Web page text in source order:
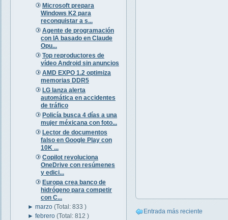
Microsoft prepara
Windows K2 para
reconquistar a s...
Agente de programación
con IA basado en Claude
Opu...
Top reproductores de
vídeo Android sin anuncios
AMD EXPO 1.2 optimiza
memorias DDR5
LG lanza alerta
automática en accidentes
de tráfico
Policía busca 4 días a una
mujer méxicana con foto...
Lector de documentos
falso en Google Play con
10K ...
Copilot revoluciona
OneDrive con resúmenes
y edici...
Europa crea banco de
hidrógeno para competir
con C...
►marzo(Total: 833 )
►febrero(Total: 812 )
Entrada más reciente